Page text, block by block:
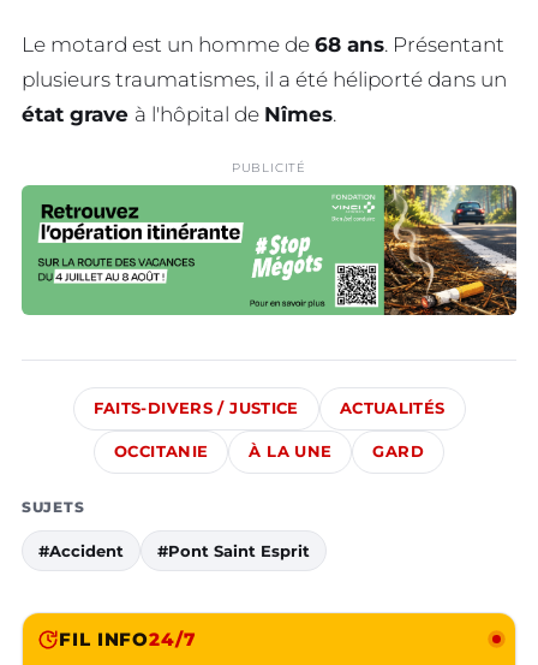
Le motard est un homme de 68 ans. Présentant
plusieurs traumatismes, il a été héliporté dans un
état grave à l'hôpital de Nîmes.
PUBLICITÉ
FAITS-DIVERS / JUSTICE ACTUALITÉS
OCCITANIE À LA UNE GARD
SUJETS
#Accident #Pont Saint Esprit
FIL INFO24/7